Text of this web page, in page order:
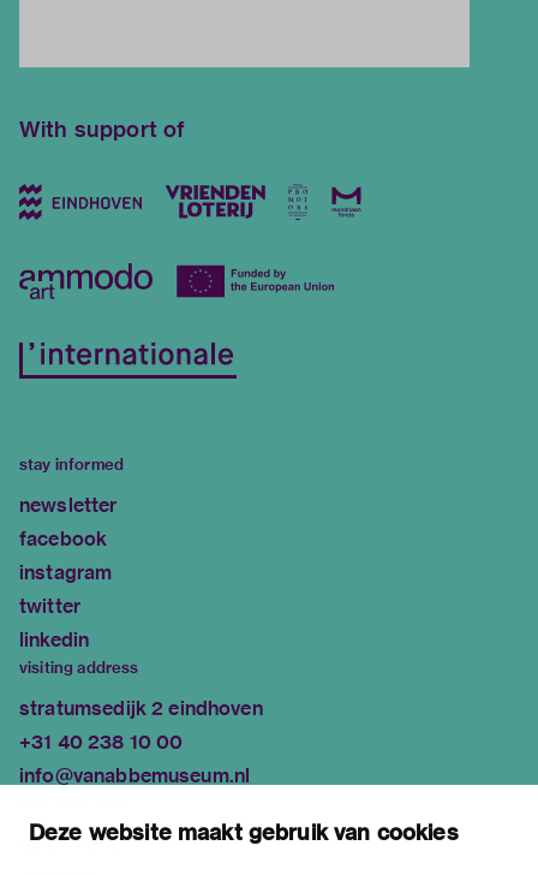
Deze website maakt gebruik van cookies
With support of
stay informed
newsletter
facebook
instagram
twitter
linkedin
visiting address
stratumsedijk 2 eindhoven
+31 40 238 10 00
info@vanabbemuseum.nl
exhibitions